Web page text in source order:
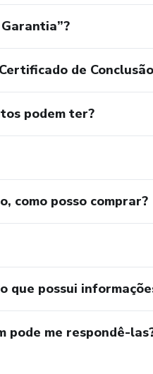
de gel
4: Dicas e Exclusividades*
VIP no WhatsApp
de
podem ter?
como posso comprar?
que possui
pode me respondê-